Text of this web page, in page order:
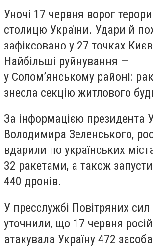
Уночі 17 червня ворог
столицю України. Удари й
зафіксовано у 27 точках
Найбільші руйнування —
у Солом’янському районі:
знесла секцію житлового
За інформацією президента
Володимира Зеленського,
вдарили по українських
32 ракетами, а також
440 дронів.
У пресслужбі Повітряних
уточнили, що 17 червня
атакувала Україну 472